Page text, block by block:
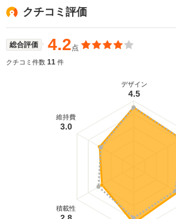
たシャーシ性能などにより、走
もない。エンジンは2.5L直6ター
NA（190ps）、それにベーシッ
NAを用意。サスペンションは改
マルチリンクに、4輪操舵システ
クチコミ評価
総合評価 4.2点
クチコミ件数 11 件
デザイン
4.5
積載性
維持費
3.0